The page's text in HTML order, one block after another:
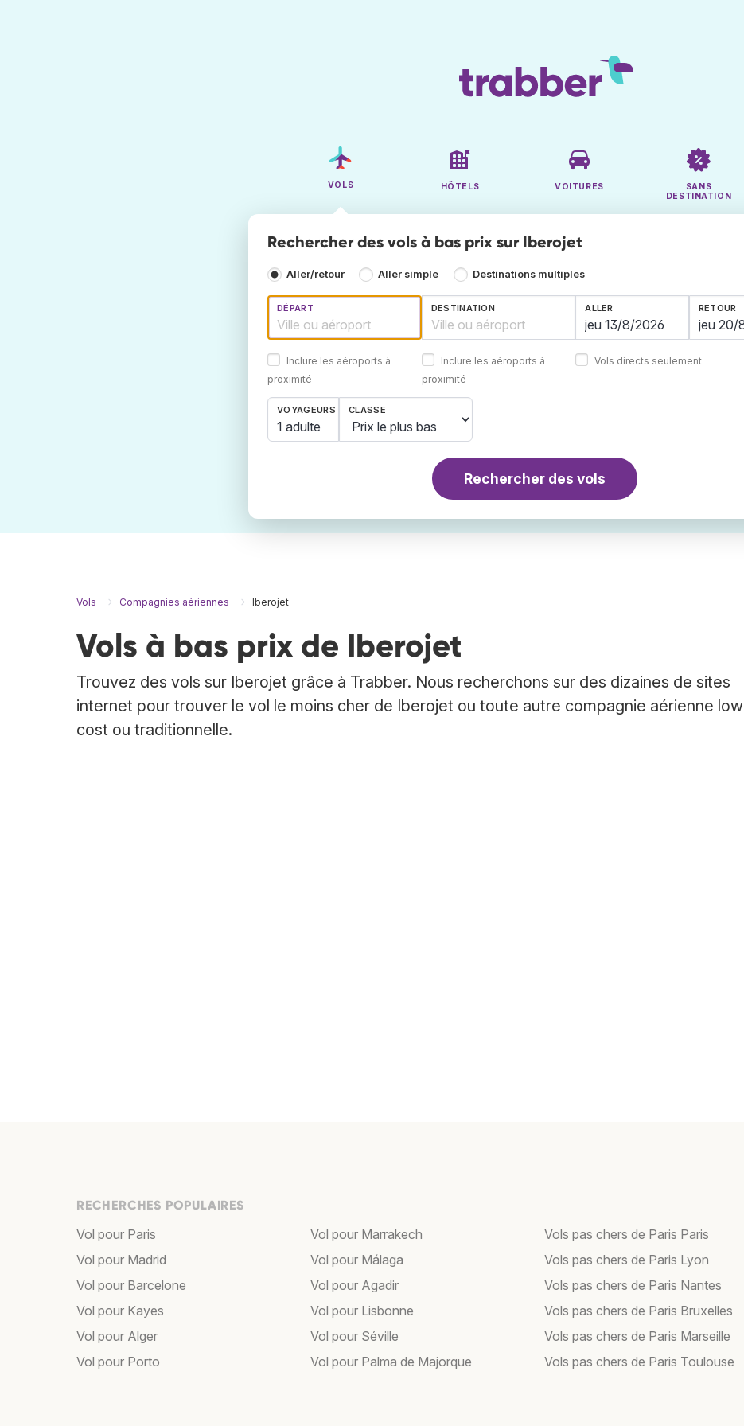
VOLS HÔTELS VOITURES
SANS
DESTINATION
Rechercher des vols à bas prix sur Iberojet
Aller/retour Aller simple Destinations multiples
DÉPART
Inclure les aéroports à
proximité
DESTINATION
Inclure les aéroports à
proximité
ALLER RETOUR
Vols directs seulement
VOYAGEURS
1 adulte
CLASSE
Rechercher des vols
Vols Compagnies aériennes Iberojet
Vols à bas prix de Iberojet
Trouvez des vols sur Iberojet grâce à Trabber. Nous recherchons sur des dizaines de sites
internet pour trouver le vol le moins cher de Iberojet ou toute autre compagnie aérienne low
cost ou traditionnelle.
RECHERCHES POPULAIRES
Vol pour Paris
Vol pour Madrid
Vol pour Barcelone
Vol pour Kayes
Vol pour Alger
Vol pour Porto
Vol pour Marrakech
Vol pour Málaga
Vol pour Agadir
Vol pour Lisbonne
Vol pour Séville
Vol pour Palma de Majorque
Vols pas chers de Paris Paris
Vols pas chers de Paris Lyon
Vols pas chers de Paris Nantes
Vols pas chers de Paris Bruxelles
Vols pas chers de Paris Marseille
Vols pas chers de Paris Toulouse